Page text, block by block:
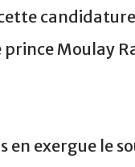
prince Moulay
en exergue le